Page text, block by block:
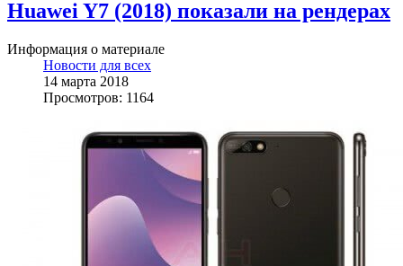
Huawei Y7 (2018) показали на рендерах
Информация о материале
Новости для всех
14 марта 2018
Просмотров: 1164